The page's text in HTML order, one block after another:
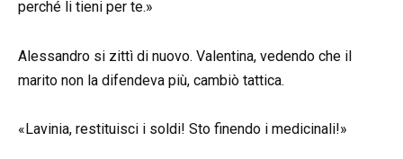
perché li tieni per te.»
Alessandro si zittì di nuovo. Valentina, vedendo che il
marito non la difendeva più, cambiò tattica.
«Lavinia, restituisci i soldi! Sto finendo i medicinali!»